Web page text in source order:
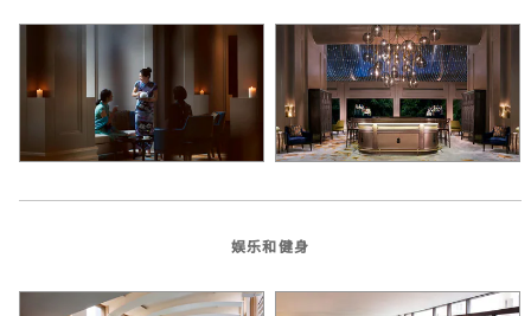
娱乐和健身